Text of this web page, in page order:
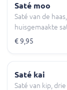
Saté moo
Saté van de
huisgemaakte
€ 9,95
Saté kai
Saté van kip,